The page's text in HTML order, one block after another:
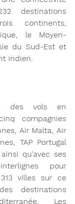
destinations
continents,
le Moyen-
du Sud-Est et
indien.
des vols en
compagnies
Air Malta, Air
TAP Portugal
qu'avec ses
pour
villes sur ce
destinations
Les